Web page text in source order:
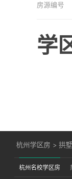
房源编号
学
杭州学区房 >拱
杭州名校学区房